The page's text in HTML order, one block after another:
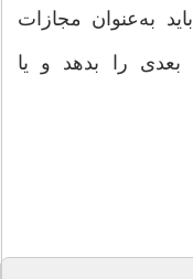
به‌عنوان مجازات
را بدهد و يا